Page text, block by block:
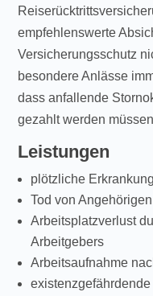
empfehlenswerte
Versicherungsschutz
besondere Anlässe
dass anfallende
gezahlt werden
Leistungen
plötzliche
Tod von
Arbeitsplatzverlust
Arbeitgebers
Arbeitsaufnahme